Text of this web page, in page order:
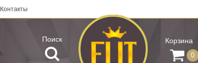
Контакты
Поиск Корзина
0